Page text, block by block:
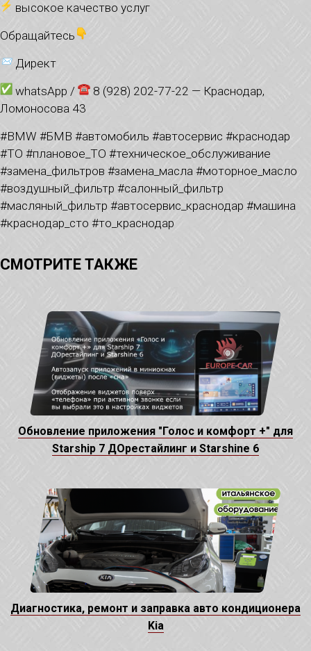
️ высокое качество услуг
Обращайтесь
Директ
whatsApp /
8 (928) 202-77-22 — Краснодар,
Ломоносова 43
#BMW #БМВ #автомобиль #автосервис #краснодар
#ТО #плановое_ТО #техническое_обслуживание
#замена_фильтров #замена_масла #моторное_масло
#воздушный_фильтр #салонный_фильтр
#масляный_фильтр #автосервис_краснодар #машина
#краснодар_сто #то_краснодар
СМОТРИТЕ ТАКЖЕ
Обновление приложения "Голос и комфорт +" для
Starship 7 ДОрестайлинг и Starshine 6
Диагностика, ремонт и заправка авто кондиционера
Kia